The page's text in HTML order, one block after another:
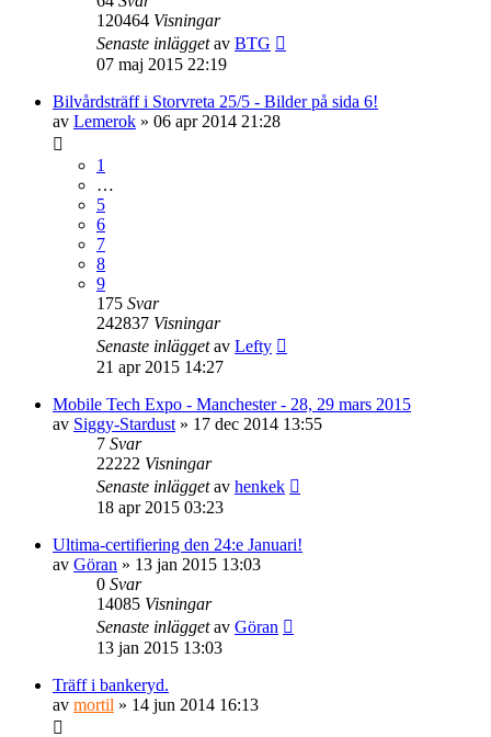
120464 Visningar
Senaste inläggetav BTG
07 maj 2015 22:19
Bilvårdsträff i Storvreta 25/5 - Bilder på sida 6!
av Lemerok » 06 apr 2014 21:28
1
…
5
6
7
8
9
175 Svar
242837 Visningar
Senaste inläggetav Lefty
21 apr 2015 14:27
Mobile Tech Expo - Manchester - 28, 29 mars 2015
av Siggy-Stardust » 17 dec 2014 13:55
7 Svar
22222 Visningar
Senaste inläggetav henkek
18 apr 2015 03:23
Ultima-certifiering den 24:e Januari!
av Göran » 13 jan 2015 13:03
0 Svar
14085 Visningar
Senaste inläggetav Göran
13 jan 2015 13:03
Träff i bankeryd.
av mortil » 14 jun 2014 16:13